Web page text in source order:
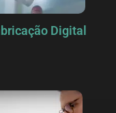
Digital